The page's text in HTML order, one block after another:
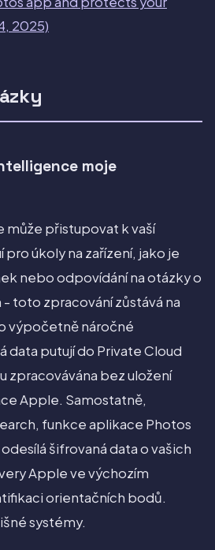
2025)
moje
přistupovat k vaší
úkoly na zařízení, jako je
nebo odpovídání na otázky o
toto zpracování zůstává na
výpočetně náročné
data putují do Private Cloud
zpracovávána bez uložení
Apple. Samostatně,
funkce aplikace Photos
odesílá šifrovaná data o vašich
Apple ve výchozím
orientačních bodů.
systémy.